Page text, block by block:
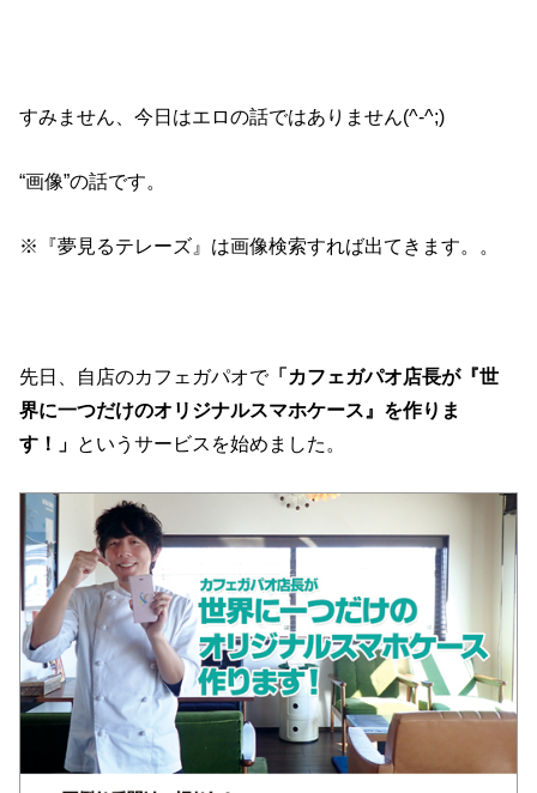
すみません、今日はエロの話ではありません(^-^;)
“画像”の話です。
※『夢見るテレーズ』は画像検索すれば出てきます。。
先日、自店のカフェガパオで「カフェガパオ店長が『世
界に一つだけのオリジナルスマホケース』を作りま
す！」 というサービスを始めました。